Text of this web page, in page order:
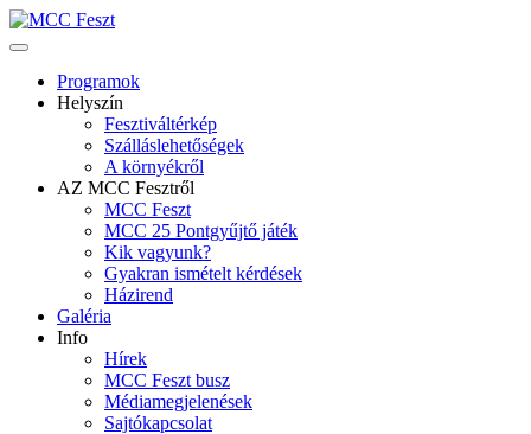
Programok
Helyszín
Fesztiváltérkép
Szálláslehetőségek
A környékről
AZ MCC Fesztről
MCC Feszt
MCC 25 Pontgyűjtő játék
Kik vagyunk?
Gyakran ismételt kérdések
Házirend
Galéria
Info
Hírek
MCC Feszt busz
Médiamegjelenések
Sajtókapcsolat